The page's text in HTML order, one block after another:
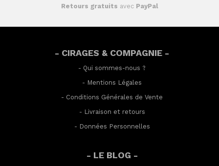
Retours gratuits avec PayPal
- CIRAGES & COMPAGNIE -
- Qui sommes-nous ?
- Mentions Légales
- Conditions Générales de Vente
- Livraison et retours
- Données Personnelles
- LE BLOG -